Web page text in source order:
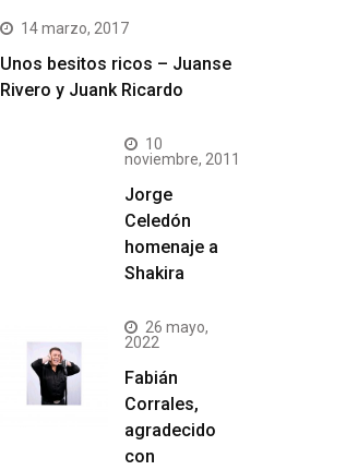
14 marzo, 2017
Unos besitos ricos – Juanse
Rivero y Juank Ricardo
10
noviembre, 2011
Jorge
Celedón
homenaje a
Shakira
26 mayo,
2022
Fabián
Corrales,
agradecido
con